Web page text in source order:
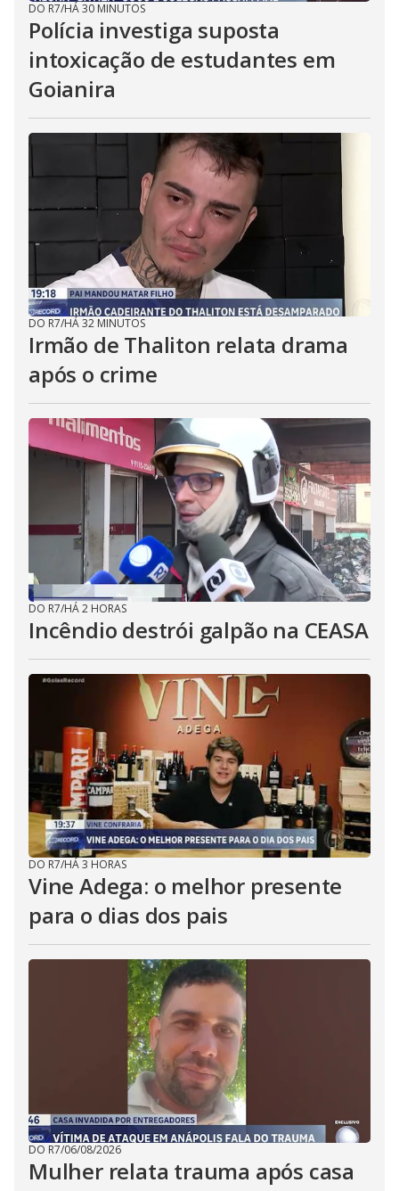
DO R7/HÁ 30 MINUTOS
Polícia investiga suposta
intoxicação de estudantes em
Goianira
DO R7/HÁ 32 MINUTOS
Irmão de Thaliton relata drama
após o crime
DO R7/HÁ 2 HORAS
Incêndio destrói galpão na CEASA
DO R7/HÁ 3 HORAS
Vine Adega: o melhor presente
para o dias dos pais
DO R7/06/08/2026
Mulher relata trauma após casa